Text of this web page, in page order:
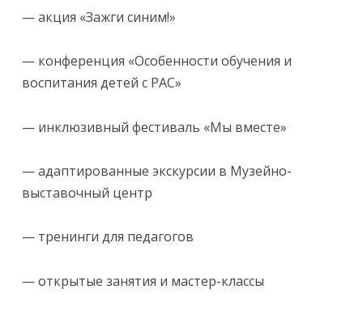
— акция «Зажги синим!»
— конференция «Особенности обучения и
воспитания детей с РАС»
— инклюзивный фестиваль «Мы вместе»
— адаптированные экскурсии в Музейно-
выставочный центр
— тренинги для педагогов
— открытые занятия и мастер-классы